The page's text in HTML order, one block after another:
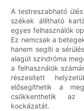
A testreszabható
székek állítható
egyes felhasználók
Ez nemcsak a
hanem segíti a
alagút szindróma
a felhasználók
részesített
elősegíthetik a
csökkenthetik az
kockázatát.